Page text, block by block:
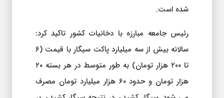
شده است.
رئیس جامعه مبارزه با دخانیات کشور تاکید کرد:
سالانه بیش از سه میلیارد پاکت سیگار با قیمت (۶
تا ۲۰۰ هزار تومان) به طور متوسط ​​در هر بسته ۲۰
هزار تومان و حدود ۶۰ هزار میلیارد تومان مصرف